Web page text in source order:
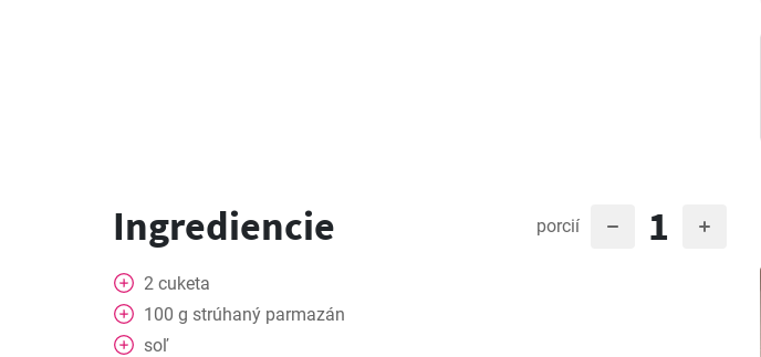
Ingrediencie porcií 1
2 cuketa
100 g strúhaný parmazán
soľ